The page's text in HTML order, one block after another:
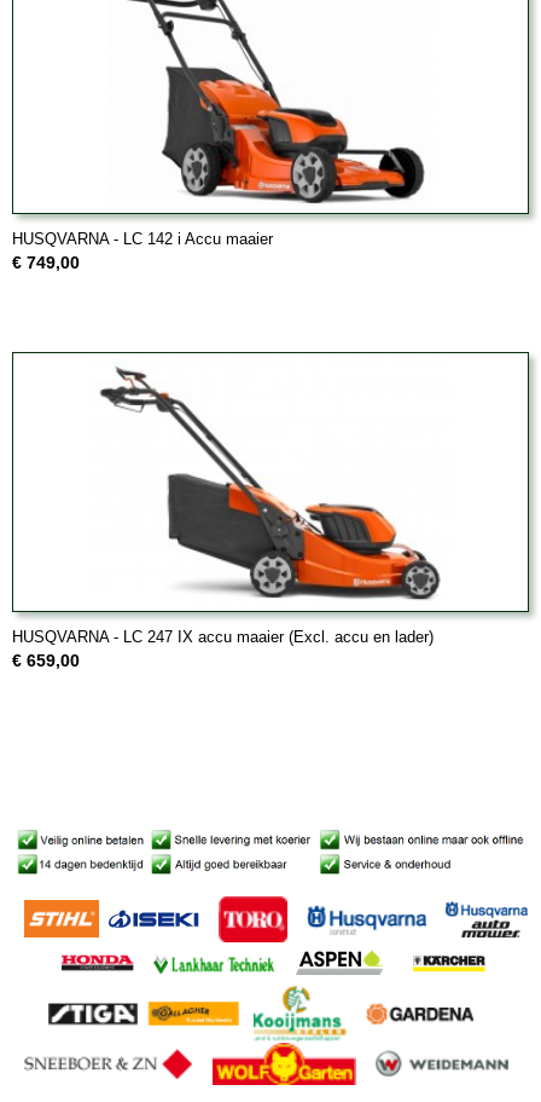
HUSQVARNA - LC 142 i Accu maaier
€ 749,00
HUSQVARNA - LC 247 IX accu maaier (Excl. accu en lader)
€ 659,00